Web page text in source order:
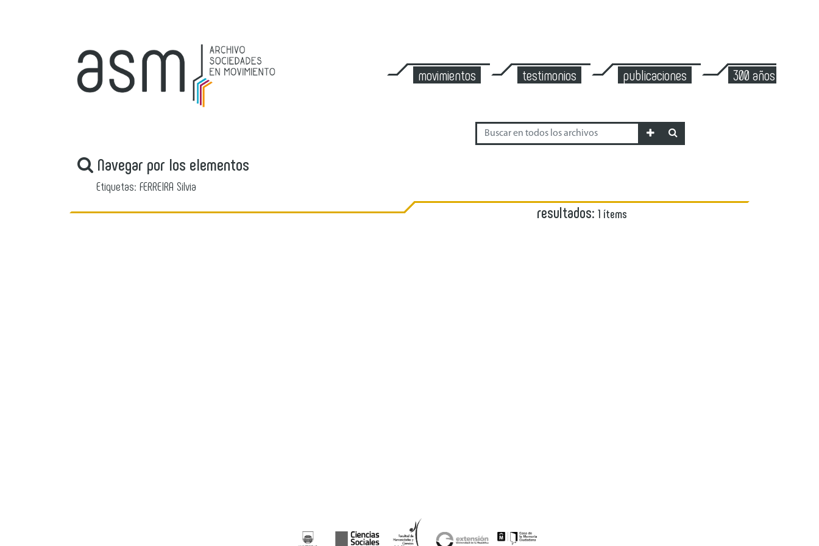
movimientos testimonios publicaciones 300 años de
Navegar por los elementos
Etiquetas: FERREIRA Silvia
resultados: 1 ítems